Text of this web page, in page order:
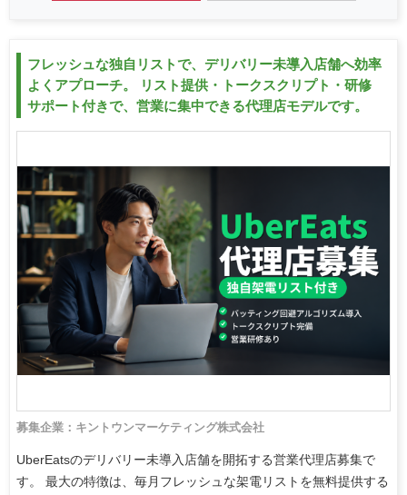
フレッシュな独自リストで、デリバリー未導入店舗へ効率
よくアプローチ。 リスト提供・トークスクリプト・研修
サポート付きで、営業に集中できる代理店モデルです。
募集企業：キントウンマーケティング株式会社
UberEatsのデリバリー未導入店舗を開拓する営業代理店募集で
す。 最大の特徴は、毎月フレッシュな架電リストを無料提供する